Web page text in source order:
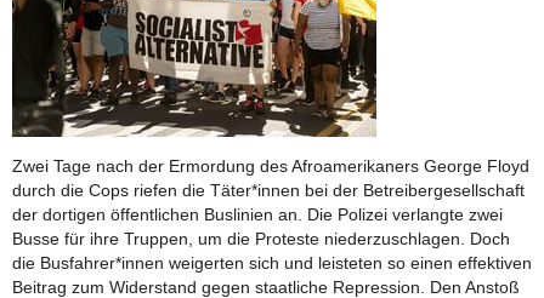
Zwei Tage nach der Ermordung des Afroamerikaners George Floyd
durch die Cops riefen die Täter*innen bei der Betreibergesellschaft
der dortigen öffentlichen Buslinien an. Die Polizei verlangte zwei
Busse für ihre Truppen, um die Proteste niederzuschlagen. Doch
die Busfahrer*innen weigerten sich und leisteten so einen effektiven
Beitrag zum Widerstand gegen staatliche Repression. Den Anstoß